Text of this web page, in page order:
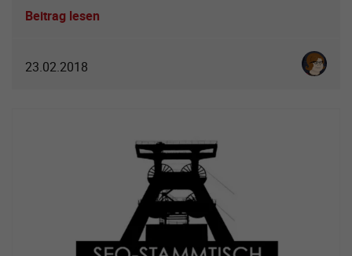
Beitrag lesen
23.02.2018 Karoline